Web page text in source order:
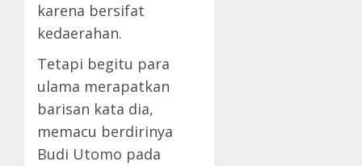
karena bersifat
kedaerahan.
Tetapi begitu para
ulama merapatkan
barisan kata dia,
memacu berdirinya
Budi Utomo pada